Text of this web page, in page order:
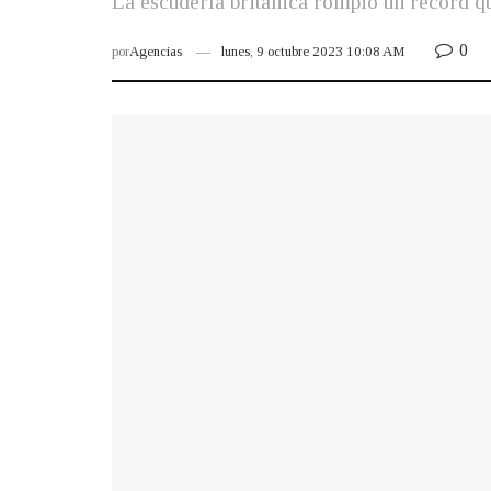
porAgencias lunes, 9 octubre 2023 10:08 AM 0